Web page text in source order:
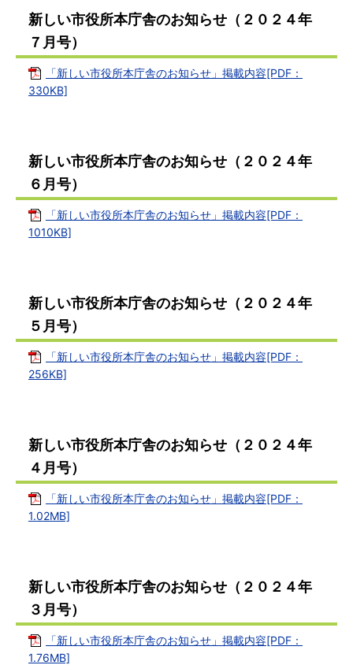
新しい市役所本庁舎のお知らせ（２０２４年
７月号）
「新しい市役所本庁舎のお知らせ」掲載内容[PDF：
330KB]
新しい市役所本庁舎のお知らせ（２０２４年
６月号）
「新しい市役所本庁舎のお知らせ」掲載内容[PDF：
1010KB]
新しい市役所本庁舎のお知らせ（２０２４年
５月号）
「新しい市役所本庁舎のお知らせ」掲載内容[PDF：
256KB]
新しい市役所本庁舎のお知らせ（２０２４年
４月号）
「新しい市役所本庁舎のお知らせ」掲載内容[PDF：
1.02MB]
新しい市役所本庁舎のお知らせ（２０２４年
３月号）
「新しい市役所本庁舎のお知らせ」掲載内容[PDF：
1.76MB]